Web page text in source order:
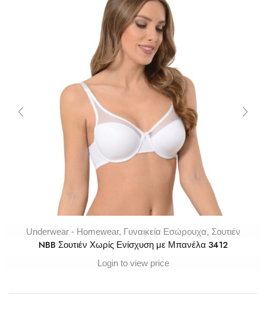
Underwear - Homewear, Γυναικεία Εσώρουχα, Σουτιέν
NBB Σουτιέν Χωρίς Ενίσχυση με Μπανέλα 3412
Login to view price